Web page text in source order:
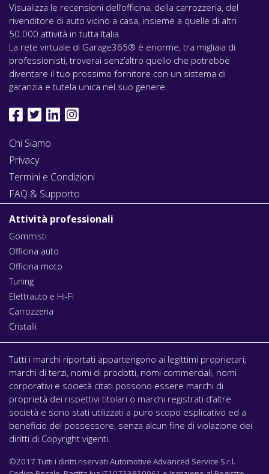
Visualizza le recensioni dell’officina, della carrozzeria, del
rivenditore di auto vicino a casa, insieme a quelle di altri
50.000 attività in tutta Italia.
La rete virtuale di Garage365® è enorme, tra migliaia di
professionisti, troverai senz’altro quello che potrebbe
diventare il tuo prossimo fornitore con un sistema di
garanzia e tutela unica nel suo genere.
Chi Siamo
Privacy
Termini e Condizioni
FAQ & Supporto
Attività professionali
Gommisti
Officina auto
Officina moto
Tuning
Elettrauto e Hi-Fi
Carrozzeria
Cristalli
Tutti i marchi riportati appartengono ai legittimi proprietari;
marchi di terzi, nomi di prodotti, nomi commerciali, nomi
corporativi e società citati possono essere marchi di
proprietà dei rispettivi titolari o marchi registrati d’altre
società e sono stati utilizzati a puro scopo esplicativo ed a
beneficio del possessore, senza alcun fine di violazione dei
diritti di Copyright vigenti.
©2017 Tutti i diritti riservati Automotive Advanced Service S.r.l.